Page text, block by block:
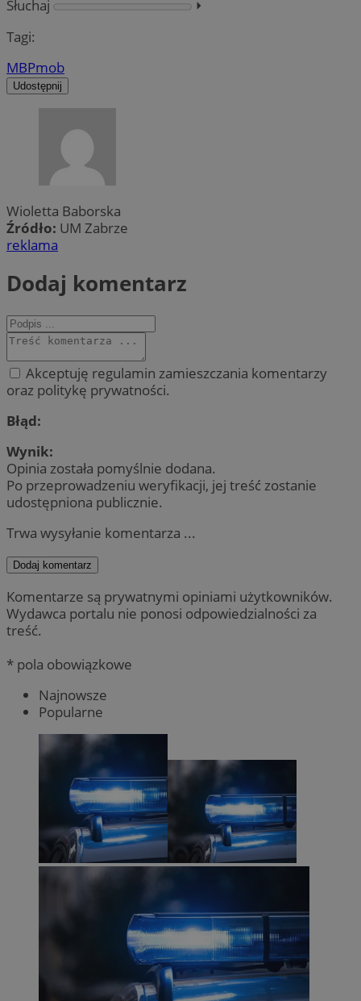
Słuchaj
⏵︎
Tagi:
MBPmob
Udostępnij
Wioletta Baborska
Źródło: UM Zabrze
reklama
Dodaj komentarz
Akceptuję regulamin zamieszczania komentarzy
oraz politykę prywatności.
Błąd:
Wynik:
Opinia została pomyślnie dodana.
Po przeprowadzeniu weryfikacji, jej treść zostanie
udostępniona publicznie.
Trwa wysyłanie komentarza ...
Dodaj komentarz
Komentarze są prywatnymi opiniami użytkowników.
Wydawca portalu nie ponosi odpowiedzialności za
treść.
* pola obowiązkowe
Najnowsze
Popularne